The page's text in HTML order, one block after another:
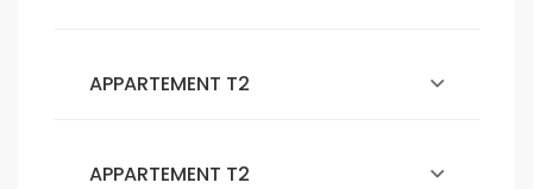
APPARTEMENT T2
APPARTEMENT T2